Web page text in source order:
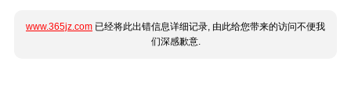
www.365jz.com 已经将此出错信息详细记录, 由此给您带来的访问不便我
们深感歉意.